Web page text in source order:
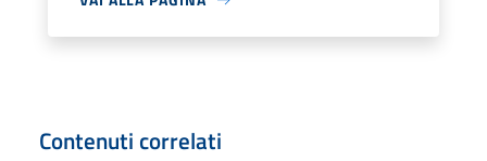
Contenuti correlati